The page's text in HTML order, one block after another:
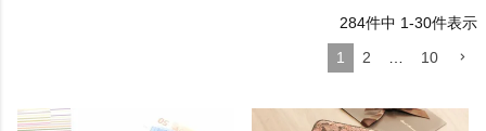
284件中 1-30件表示
1
2 10